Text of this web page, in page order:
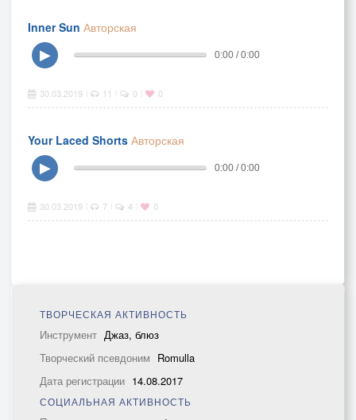
Inner Sun Авторская
▶
0:00 / 0:00
30.03.2019 11 0 0
Your Laced Shorts Авторская
▶
0:00 / 0:00
30.03.2019 7 4 0
ТВОРЧЕСКАЯ АКТИВНОСТЬ
Инструмент Джаз, блюз
Творческий псевдоним Romulla
Дата регистрации 14.08.2017
СОЦИАЛЬНАЯ АКТИВНОСТЬ